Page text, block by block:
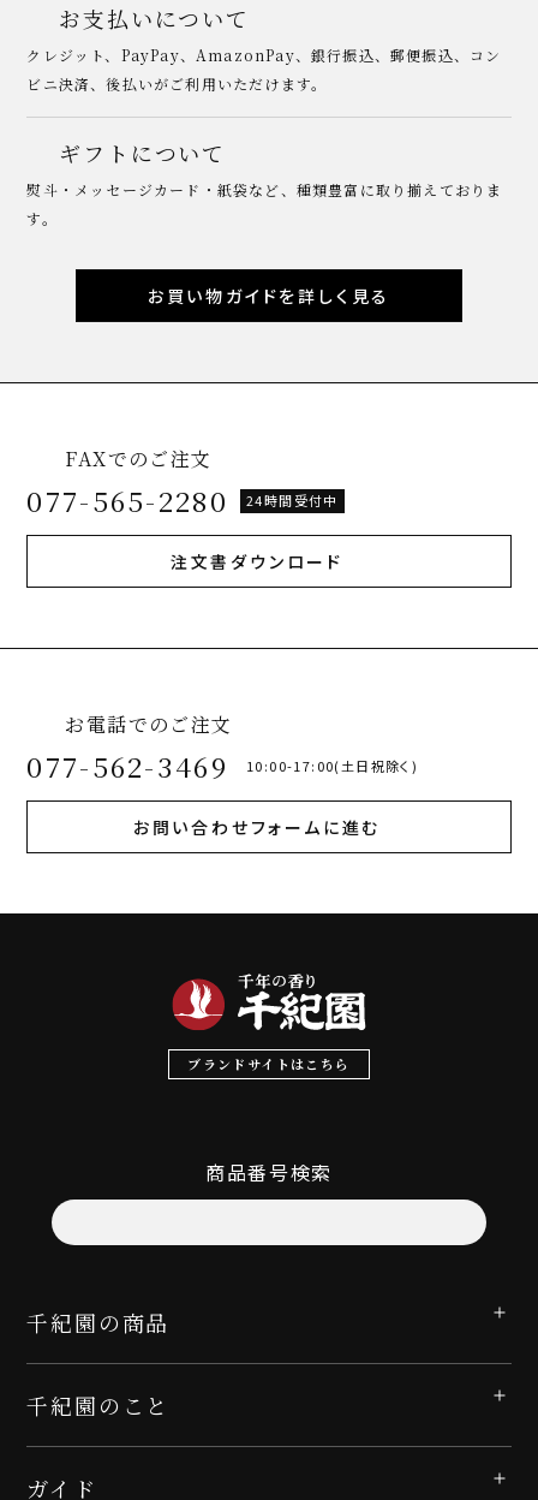
お支払いについて
クレジット、PayPay、AmazonPay、銀行振込、郵便振込、コン
ビニ決済、後払いがご利用いただけます。
ギフトについて
熨斗・メッセージカード・紙袋など、種類豊富に取り揃えておりま
す。
お買い物ガイドを詳しく見る
FAXでのご注文
077-565-2280 24時間受付中
注文書ダウンロード
お電話でのご注文
077-562-3469 10:00-17:00(土日祝除く)
お問い合わせフォームに進む
ブランドサイトはこちら
商品番号検索
千紀園の商品
千紀園のこと
ガイド